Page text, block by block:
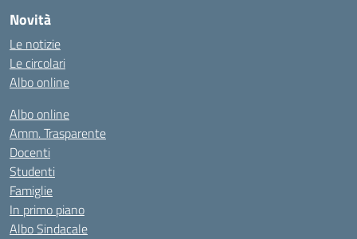
Novità
Le notizie
Le circolari
Albo online
Albo online
Amm. Trasparente
Docenti
Studenti
Famiglie
In primo piano
Albo Sindacale